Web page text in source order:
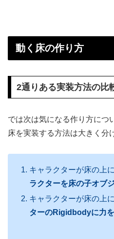
動く床の作り方
2通りある実装方法の比
では次は気になる作り方につ
床を実装する方法は大きく分
キャラクターが床の上
ラクターを床の子オブ
キャラクターが床の上
ターのRigidbodyに力